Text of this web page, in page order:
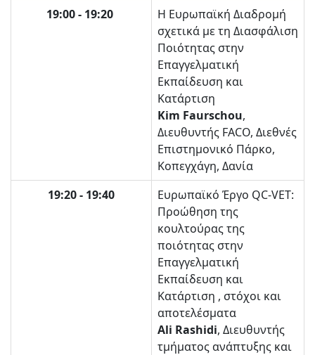
19:00 - 19:20
Η Ευρωπαϊκή Διαδρομή
σχετικά με τη Διασφάλιση
Ποιότητας στην
Επαγγελματική
Εκπαίδευση και
Κατάρτιση
Kim Faurschou,
Διευθυντής FACO, Διεθνές
Επιστημονικό Πάρκο,
Κοπεγχάγη, Δανία
19:20 - 19:40
Ευρωπαϊκό Έργο QC-VET:
Προώθηση της
κουλτούρας της
ποιότητας στην
Επαγγελματική
Εκπαίδευση και
Κατάρτιση , στόχοι και
αποτελέσματα
Ali Rashidi, Διευθυντής
τμήματος ανάπτυξης και